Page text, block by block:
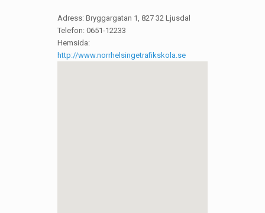
Adress: Bryggargatan 1, 827 32 Ljusdal
Telefon: 0651-12233
Hemsida:
http://www.norrhelsingetrafikskola.se